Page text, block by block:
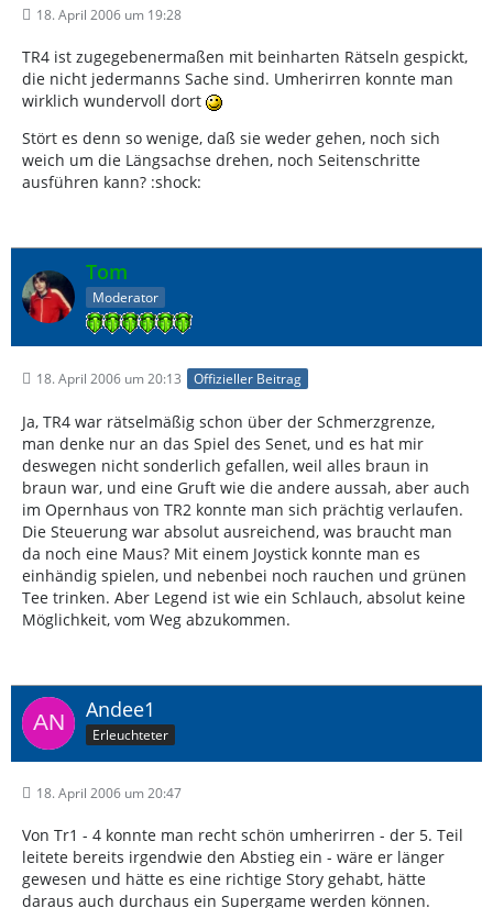
18. April 2006 um 19:28
TR4 ist zugegebenermaßen mit beinharten Rätseln gespickt,
die nicht jedermanns Sache sind. Umherirren konnte man
wirklich wundervoll dort
Stört es denn so wenige, daß sie weder gehen, noch sich
weich um die Längsachse drehen, noch Seitenschritte
ausführen kann? :shock:
Tom
Moderator
18. April 2006 um 20:13 Offizieller Beitrag
Ja, TR4 war rätselmäßig schon über der Schmerzgrenze,
man denke nur an das Spiel des Senet, und es hat mir
deswegen nicht sonderlich gefallen, weil alles braun in
braun war, und eine Gruft wie die andere aussah, aber auch
im Opernhaus von TR2 konnte man sich prächtig verlaufen.
Die Steuerung war absolut ausreichend, was braucht man
da noch eine Maus? Mit einem Joystick konnte man es
einhändig spielen, und nebenbei noch rauchen und grünen
Tee trinken. Aber Legend ist wie ein Schlauch, absolut keine
Möglichkeit, vom Weg abzukommen.
Andee1
Erleuchteter
18. April 2006 um 20:47
Von Tr1 - 4 konnte man recht schön umherirren - der 5. Teil
leitete bereits irgendwie den Abstieg ein - wäre er länger
gewesen und hätte es eine richtige Story gehabt, hätte
daraus auch durchaus ein Supergame werden können.